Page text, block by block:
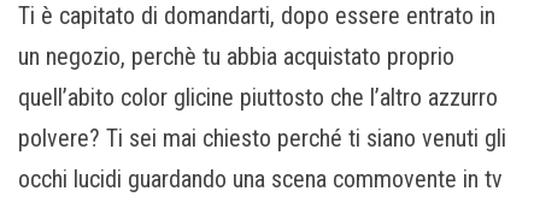
Ti è capitato di domandarti, dopo essere entrato in
un negozio, perchè tu abbia acquistato proprio
quell’abito color glicine piuttosto che l’altro azzurro
polvere? Ti sei mai chiesto perché ti siano venuti gli
occhi lucidi guardando una scena commovente in tv